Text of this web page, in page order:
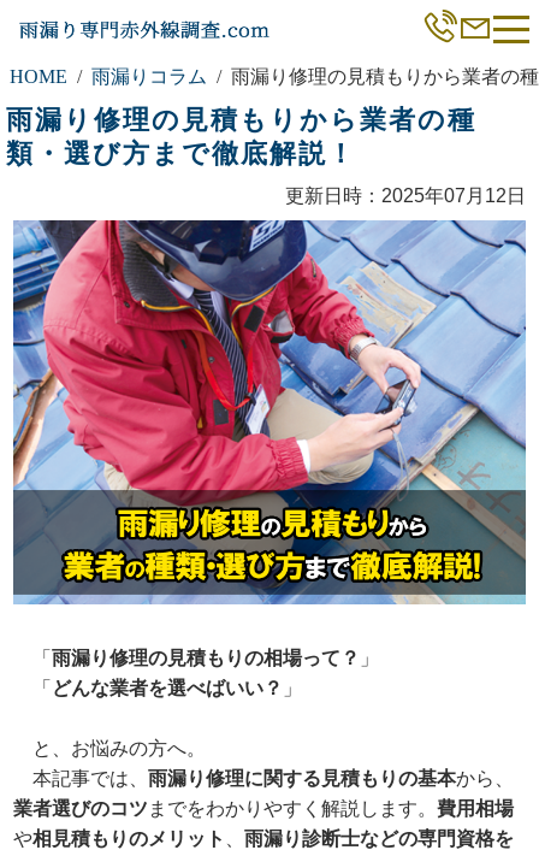
HOME 雨漏りコラム 雨漏り修理の見積もりから業者の
雨漏り修理の見積もりから業者の種
類・選び方まで徹底解説！
更新日時：2025年07月12日
「雨漏り修理の見積もりの相場って？ 」
「 どんな業者を選べばいい？ 」
と、お悩みの方へ。
本記事では、雨漏り修理に関する見積もりの基本から、
業者選びのコツ までをわかりやすく解説します。費用相場
や相見積もりのメリット 、雨漏り診断士などの専門資格を